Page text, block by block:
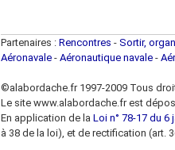
Partenaires : Rencontres - Sortir,
Aéronavale - Aéronautique navale -
©alabordache.fr 1997-2009 Tous
Le site www.alabordache.fr est
En application de la Loi n° 78-17 du 6
à 38 de la loi), et de rectification (art.